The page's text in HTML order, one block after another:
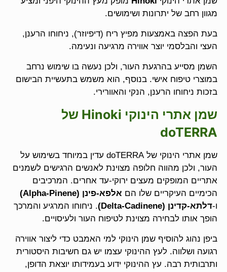
מגוון רחב של יתרונות ושימושים.
בעת הפצה באמצעות מפיץ ריח (דיפיוזר), ניחוחו הרענן,
העצי והבלסמי יוצר אווירה מרגיעה ונעימה.
השמן מסייע בהרגעת העור, ולכן נעשה בו שימוש נרחב
במוצרי טיפוח אישי. בנוסף, הוא משמש בתעשיית הבישום
בזכות ניחוחו הרענן, הנקי והאוורירי.
שמן אתרי הינוקי Hinoki של
doTERRA
שמן אתרי הינוקי של doTERRA עדין במיוחד בשימוש על
העור, ולכן מהווה חלופה מצוינת לאנשים הרגישים לשמנים
אתריים המופקים מעצים ירוקי-עד אחרים. המרכיבים
הכימיים העיקריים שלו הם אלפא-פינן (Alpha-Pinene)
ו-דלתא-קדינן (Delta-Cadinene)
. ניחוחו המרגיע והמרכך
הופך אותו לבחירה מצוינת לטיפוח העור ולעיסויים.
ביפן נהוג להוסיף שמן הינוקי למי האמבט כדי ליצור אווירה
רגועה ושלווה. לעץ ההינוקי עצמו יש גם חשיבות היסטורית
ותרבותית רבה. עץ ההינוקי ידוע בעמידותו יוצאת הדופן,